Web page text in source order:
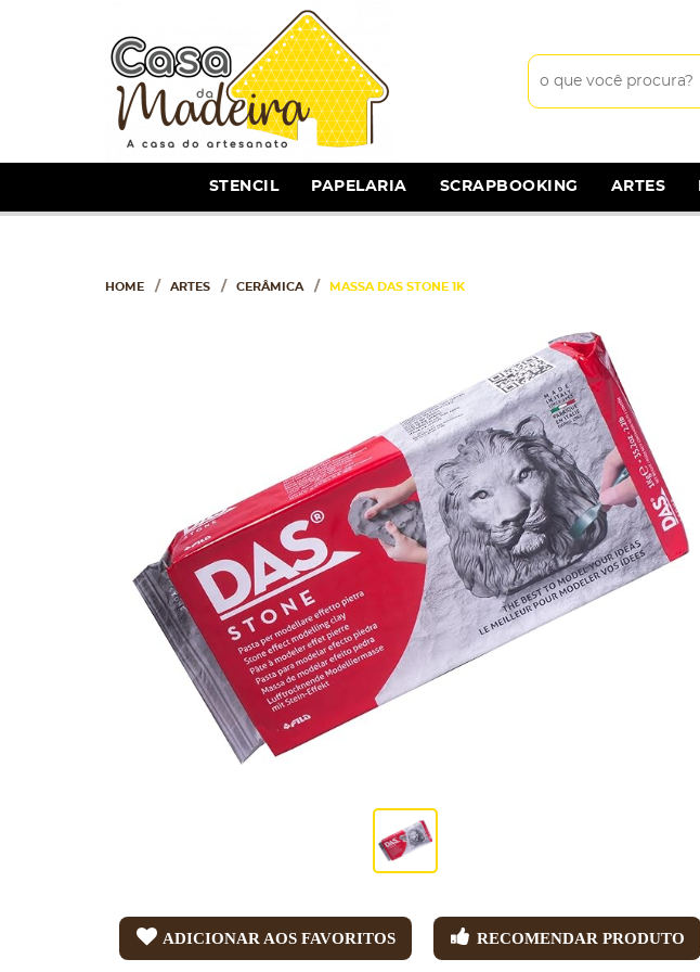
STENCIL PAPELARIA SCRAPBOOKING ARTES
HOME ARTES CERÂMICA MASSA DAS STONE 1K
ADICIONAR AOS FAVORITOS RECOMENDAR PRODUTO